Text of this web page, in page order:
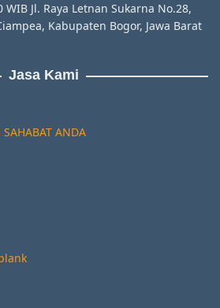
WIB Jl. Raya Letnan Sukarna No.28,
Kabupaten Bogor, Jawa Barat
Jasa Kami
SAHABAT ANDA